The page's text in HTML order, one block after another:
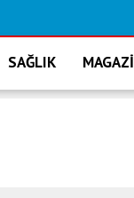
SAĞLIK